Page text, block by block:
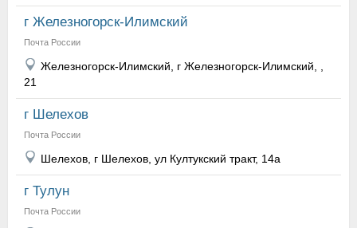
г Железногорск-Илимский
Почта России
Железногорск-Илимский, г Железногорск-Илимский, ,
21
г Шелехов
Почта России
Шелехов, г Шелехов, ул Култукский тракт, 14а
г Тулун
Почта России